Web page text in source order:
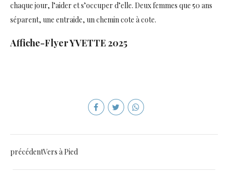
chaque jour, l’aider et s’occuper d’elle. Deux femmes que 50 ans
séparent, une entraide, un chemin cote à cote.
Affiche-Flyer YVETTE 2025
précédentVers à Pied